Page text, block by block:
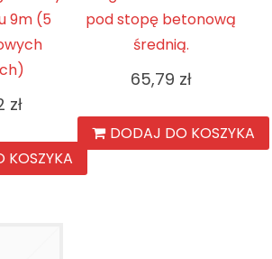
9m (5
zł
KOSZYKA
pod stopę betonową
średnią.
65,79 zł
DODAJ DO KOSZYKA